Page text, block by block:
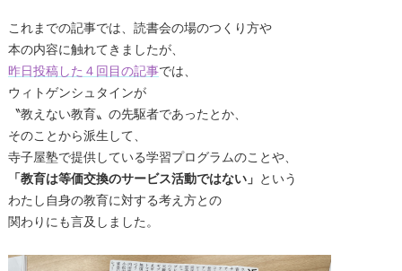
これまでの記事では、読書会の場のつくり方や
本の内容に触れてきましたが、
昨日投稿した４回目の記事では、
ウィトゲンシュタインが
〝教えない教育〟の先駆者であったとか、
そのことから派生して、
寺子屋塾で提供している学習プログラムのことや、
「教育は等価交換のサービス活動ではない」 という
わたし自身の教育に対する考え方との
関わりにも言及しました。